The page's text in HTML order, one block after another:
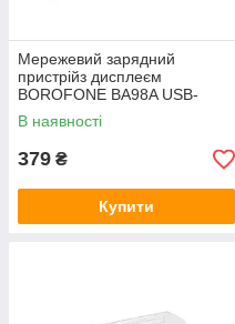
Мережевий зарядний
пристрійз дисплеєм
BOROFONE BA98A USB-
C1/C2:30W, USB-A?18W
Black
В наявності
379 ₴
Купити